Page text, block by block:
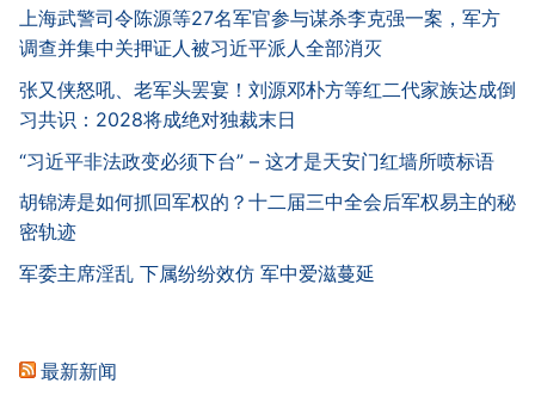
上海武警司令陈源等27名军官参与谋杀李克强一案，军方
调查并集中关押证人被习近平派人全部消灭
张又侠怒吼、老军头罢宴！刘源邓朴方等红二代家族达成倒
习共识：2028将成绝对独裁末日
“习近平非法政变必须下台” – 这才是天安门红墙所喷标语
胡锦涛是如何抓回军权的？十二届三中全会后军权易主的秘
密轨迹
军委主席淫乱 下属纷纷效仿 军中爱滋蔓延
最新新闻